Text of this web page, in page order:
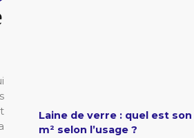
Laine de verre : quel est son
m² selon l’usage ?